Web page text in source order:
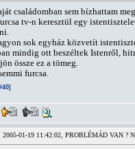
családomban sem bízhattam
tv-n keresztül egy
sok egyház közvetít
mindig ott beszéltek Istenről,
össze ez a tömeg.
furcsa.
]
01-19 11:42:02, PROBLÉMÁD VAN ?